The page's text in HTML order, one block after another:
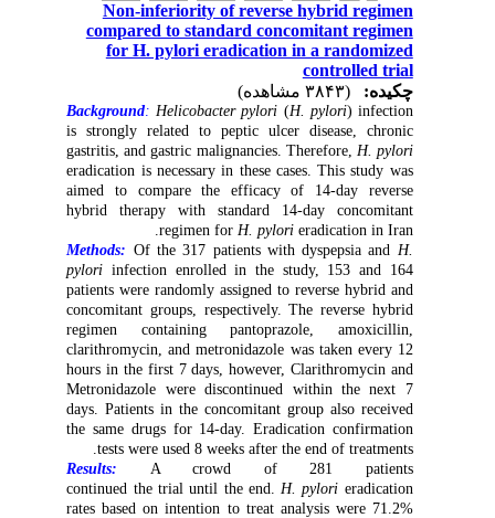
Non-inferiority of reverse hybrid regimen
compared to standard concomitant regimen
for H. pylori eradication in a randomized
controlled trial
چکیده:
Background: Helicobacter pylori(H. pylori) infection
is strongly related to peptic ulcer disease, chronic
gastritis, and gastric malignancies. Therefore,H. pylori
eradication is necessary in these cases. This study was
aimed to compare the efficacy of 14-day reverse
hybrid therapy with standard 14-day concomitant
regimen forH. pylorieradication in Iran.
Methods:Of the 317 patients with dyspepsia andH.
pyloriinfection enrolled in the study, 153 and 164
patients were randomly assigned to reverse hybrid and
concomitant groups, respectively. The reverse hybrid
regimen containing pantoprazole, amoxicillin,
clarithromycin, and metronidazole was taken every 12
hours in the first 7 days, however, Clarithromycin and
Metronidazole were discontinued within the next 7
days. Patients in the concomitant group also received
the same drugs for 14-day. Eradication confirmation
testswere used 8 weeks after the end of treatments.
Results:
A crowd of 281 patients
continued the trial until the end. H. pylorieradication
rates based on intention to treat analysis were 71.2%